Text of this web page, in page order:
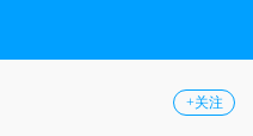
+关注